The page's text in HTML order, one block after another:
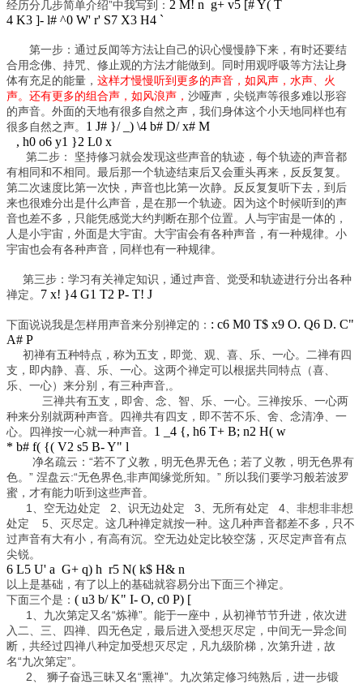
经历分几步简单介绍”中我写到： 2 M! n g+ v5 [# Y( T
4 K3 ]- l# ^0 W' r' S7 X3 H4 `
第一步：通过反闻等方法让自己的识心慢慢静下来，有时还要结
合用念佛、持咒、修止观的方法才能做到。同时用观呼吸等方法让身
体有充足的能量， 这样才慢慢听到更多的声音，如风声，水声、火
声。还有更多的组合声，如风浪声， 沙哑声，尖锐声等很多难以形容
的声音。外面的天地有很多自然之声，我们身体这个小天地同样也有
很多自然之声。 1 J# }/ _) \4 b# D/ x# M
, h0 o6 y1 }2 L0 x
第二步： 坚持修习就会发现这些声音的轨迹，每个轨迹的声音都
有相同和不相同。最后那一个轨迹结束后又会重头再来，反反复复。
第二次速度比第一次快，声音也比第一次静。反反复复听下去，到后
来也很难分出是什么声音，是在那一个轨迹。因为这个时候听到的声
音也差不多，只能凭感觉大约判断在那个位置。人与宇宙是一体的，
人是小宇宙，外面是大宇宙。大宇宙会有各种声音，有一种规律。小
宇宙也会有各种声音，同样也有一种规律。
第三步：学习有关禅定知识，通过声音、觉受和轨迹进行分出各种
禅定。 7 x! }4 G1 T2 P- T! J
下面说说我是怎样用声音来分别禅定的： : c6 M0 T$ x9 O. Q6 D. C"
A# P
初禅有五种特点，称为五支，即觉、观、喜、乐、一心。二禅有四
支，即内静、喜、乐、一心。这两个禅定可以根据共同特点（喜、
乐、一心）来分别，有三种声音,。
三禅共有五支，即舍、念、智、乐、一心。三禅按乐、一心两
种来分别就两种声音。四禅共有四支，即不苦不乐、舍、念清净、一
心。四禅按一心就一种声音。 1 _4 {, h6 T+ B; n2 H( w
* b# f( {( V2 s5 B- Y" l
净名疏云：“若不了义教，明无色界无色；若了义教，明无色界有
色。” 涅盘云:“无色界色,非声闻缘觉所知。” 所以我们要学习般若波罗
蜜，才有能力听到这些声音。
1、空无边处定 2、识无边处定 3、无所有处定 4、非想非非想
处定 5、灭尽定。这几种禅定就按一种。这几种声音都差不多，只不
过声音有大有小，有高有沉。空无边处定比较空荡，灭尽定声音有点
尖锐。
6 L5 U' a G+ q) h r5 N( k$ H& n
以上是基础，有了以上的基础就容易分出下面三个禅定。
下面三个是： ( u3 b/ K" I- O, c0 P) [
1、九次第定又名“炼禅”。能于一座中，从初禅节节升进，依次进
入二、三、四禅、四无色定，最后进入受想灭尽定，中间无一异念间
断，共经过四禅八种定加受想灭尽定，凡九级阶梯，次第升进，故
名“九次第定”。
2、 狮子奋迅三昧又名“熏禅”。九次第定修习纯熟后，进一步锻